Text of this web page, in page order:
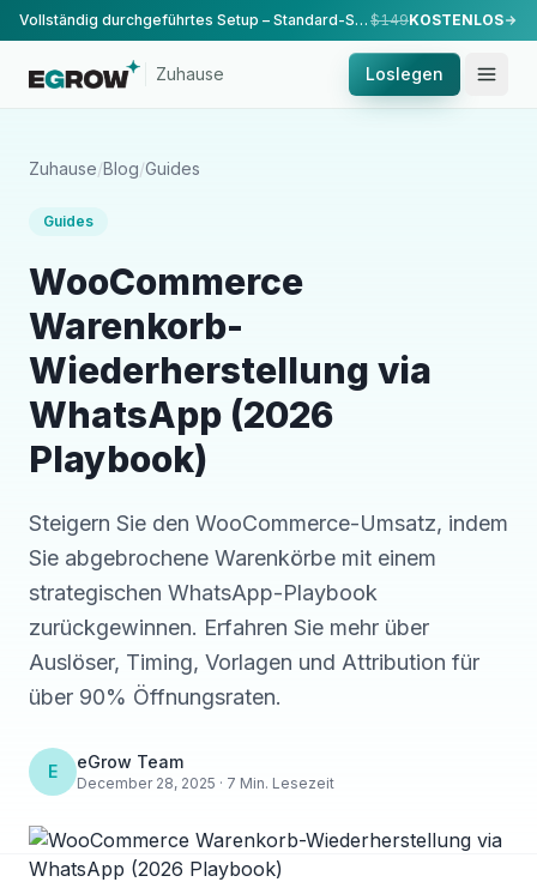
Vollständig durchgeführtes Setup – Standard-Setup, durchgeführt von unserem Team. $149KOSTENLOS
Zuhause Loslegen
Zuhause/Blog/Guides
Guides
WooCommerce
Warenkorb-
Wiederherstellung via
WhatsApp (2026
Playbook)
Steigern Sie den WooCommerce-Umsatz, indem
Sie abgebrochene Warenkörbe mit einem
strategischen WhatsApp-Playbook
zurückgewinnen. Erfahren Sie mehr über
Auslöser, Timing, Vorlagen und Attribution für
über 90% Öffnungsraten.
E eGrow Team
December 28, 2025 · 7 Min. Lesezeit